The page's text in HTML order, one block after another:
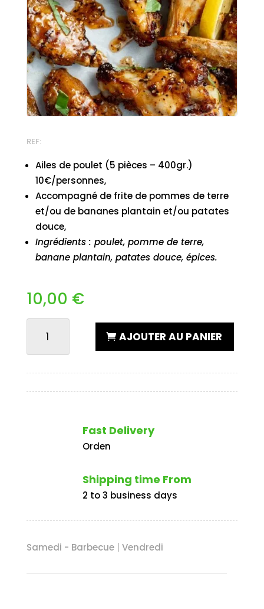
REF:
Ailes de poulet (5 pièces – 400gr.)
10€/personnes,
Accompagné de frite de pommes de terre
et/ou de bananes plantain et/ou patates
douce,
Ingrédients : poulet, pomme de terre,
banane plantain, patates douce, épices.
10,00 €
AILES
AJOUTER AU PANIER
Fast Delivery
Orden
Shipping time From
2 to 3 business days
Samedi - Barbecue| Vendredi